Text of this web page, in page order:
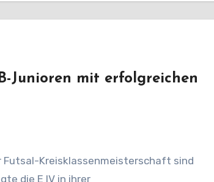
Junioren mit erfolgreichen
Futsal-Kreisklassenmeisterschaft sind
die E IV in ihrer